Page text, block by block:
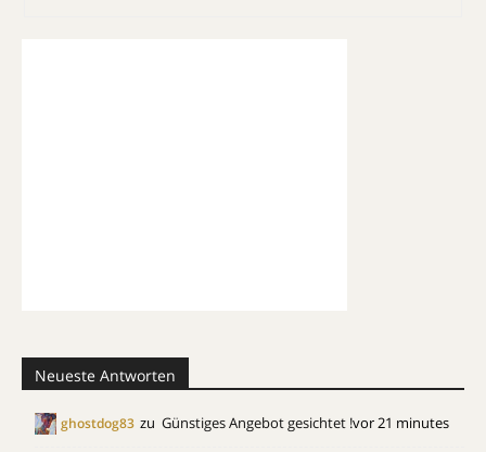
Neueste Antworten
ghostdog83 zu Günstiges Angebot gesichtet !vor 21 minutes